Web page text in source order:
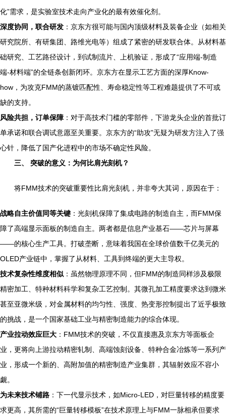
化”需求，是实验室技术走向产业化的最有效催化剂。
深度协同，联合研发 ：京东方很可能与国内顶级材料及装备企业（如相关
研究院所、有研集团、路维光电等）组成了紧密的研发联合体。从材料基
础研究、工艺路径设计，到试制流片、上机验证，形成了“应用端-制造
端-材料端”的全链条创新闭环。京东方在显示工艺方面的深厚Know-
how，为攻克FMM的蒸镀匹配性、寿命稳定性等工程难题提供了不可或
缺的支持。
风险共担，订单保障 ：对于高技术门槛的零部件，下游龙头企业的首批订
单承诺和联合调试意愿至关重要。京东方的“助攻”无疑为研发方注入了强
心针，降低了国产化进程中的市场不确定性风险。
三、 突破的意义：为何比肩光刻机？
将FMM技术的突破重要性比肩光刻机，并非夸大其词，原因在于：
战略自主价值同等关键 ：光刻机保障了集成电路的制造自主，而FMM保
障了高端显示面板的制造自主。两者都是信息产业基石——芯片与屏幕
——的核心生产工具。打破垄断，意味着我国在全球价值数千亿美元的
OLED产业链中，掌握了从材料、工具到终端的更大主导权。
技术复杂性维度相似 ：虽然物理原理不同，但FMM的制造同样涉及极限
精密加工、特种材料科学和复杂工艺控制。其微孔加工精度要求达到微米
甚至亚微米级，对金属材料的均匀性、强度、热变形控制提出了近乎极致
的挑战，是一个国家基础工业与精密制造能力的综合体现。
产业拉动效应巨大 ：FMM技术的突破，不仅直接惠及京东方等面板企
业，更将向上游拉动精密轧制、高端蚀刻设备、特种合金冶炼等一系列产
业，形成一个新的、高附加值的精密制造产业集群，其辐射效应不容小
觑。
为未来技术铺路 ：下一代显示技术，如Micro-LED，对巨量转移的精度要
求更高，其所需的“巨量转移模板”在技术原理上与FMM一脉相承但要求